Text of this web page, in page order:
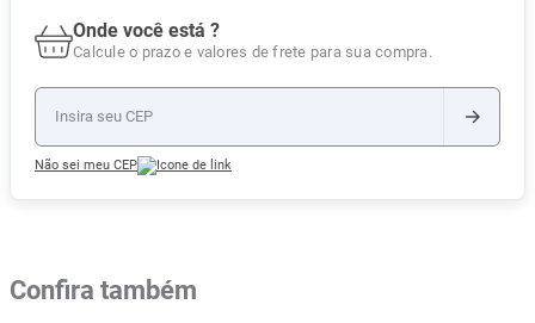
Onde você está ?
Calcule o prazo e valores de frete para sua compra.
Não sei meu CEP
Confira também